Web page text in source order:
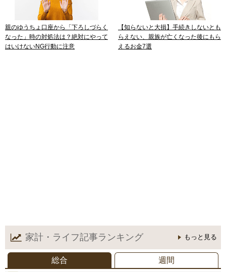
親のゆうちょ口座から「下ろしづらく
なった」時の対処法は？絶対にやって
はいけないNG行動に注意
【知らないと大損】手続きしないとも
らえない、親族が亡くなった後にもら
えるお金7選
家計・ライフ記事ランキング もっと見る
総合 週間